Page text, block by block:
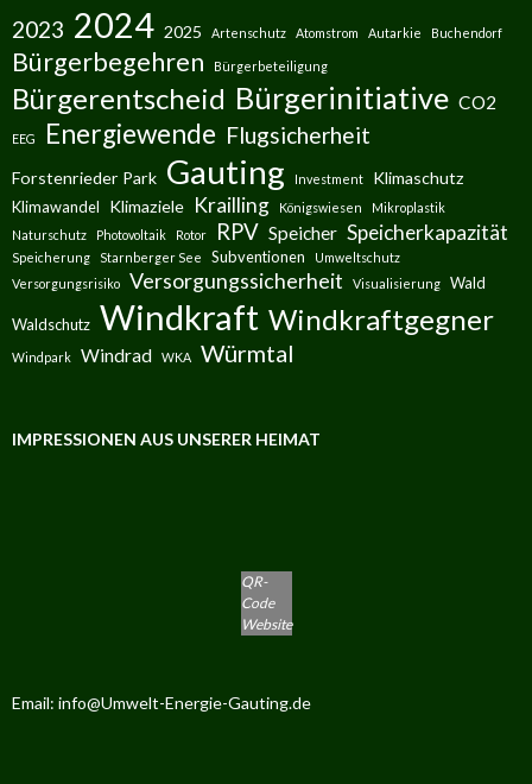
2023 2024 2025 Artenschutz Atomstrom Autarkie Buchendorf
Bürgerbegehren Bürgerbeteiligung
Bürgerentscheid Bürgerinitiative CO2
EEG Energiewende Flugsicherheit
Forstenrieder Park Gauting Investment Klimaschutz
Klimawandel Klimaziele Krailling Königswiesen
Mikroplastik
Naturschutz
Photovoltaik Rotor RPV Speicher Speicherkapazität
Speicherung Starnberger See Subventionen
Umweltschutz
Versorgungsrisiko
Versorgungssicherheit Visualisierung Wald
Waldschutz Windkraft Windkraftgegner
Windpark Windrad WKA Würmtal
IMPRESSIONEN AUS UNSERER HEIMAT
QR-
Code
Website
Email: info@Umwelt-Energie-Gauting.de